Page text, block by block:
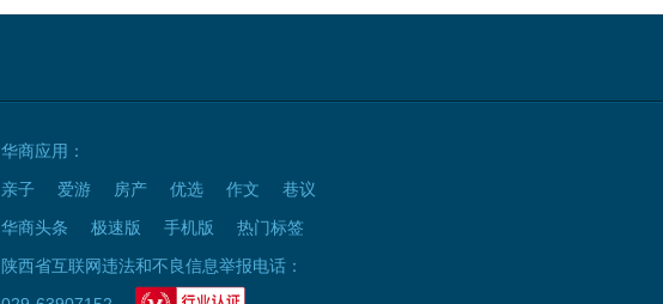
华商应用：
亲子
爱游 房产 优选 作文
巷议
华商头条
极速版 手机版
热门标签
陕西省互联网违法和不良信息举报电话：